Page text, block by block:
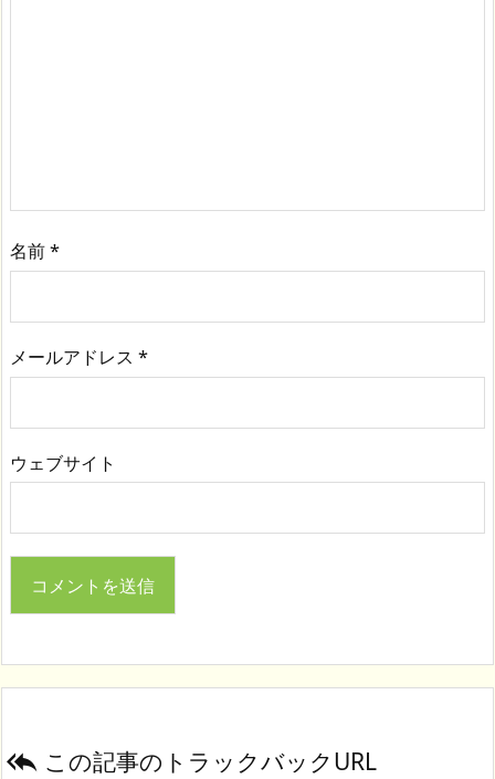
名前*
メールアドレス *
ウェブサイト
 この記事のトラックバックURL